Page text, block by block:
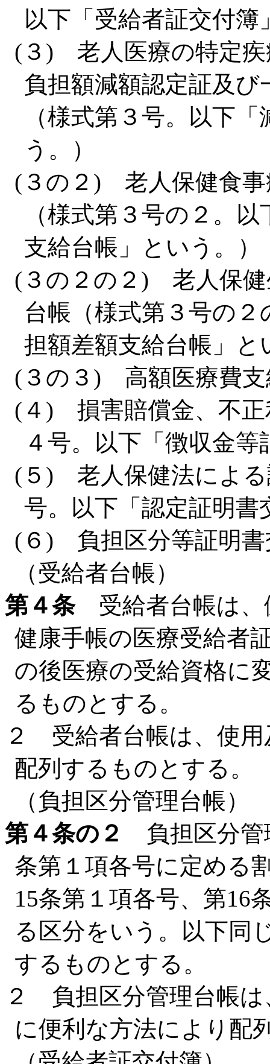
以下「受給者証交付簿
(３) 老人医療の特定疾
負担額減額認定証及
（様式第３号。以下
う。）
(３の２) 老人保健食事
（様式第３号の２。
支給台帳」という。）
(３の２の２) 老人保健
台帳（様式第３号の
担額差額支給台帳」と
(３の３) 高額医療費支
(４) 損害賠償金、不正
４号。以下「徴収金
(５) 老人保健法による
号。以下「認定証明書
(６) 負担区分等証明書
（受給者台帳）
第４条受給者台帳は、
健康手帳の医療受給者
の後医療の受給資格に
るものとする。
２ 受給者台帳は、使用
配列するものとする。
（負担区分管理台帳）
第４条の２
負担区分管
条第１項各号に定める
15条第１項各号、第16
る区分をいう。以下同
するものとする。
２ 負担区分管理台帳は
に便利な方法により配